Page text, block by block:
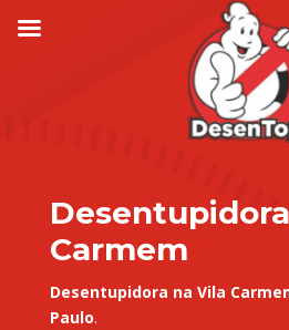
Carmem
Desentupidora na Vila
Paulo.